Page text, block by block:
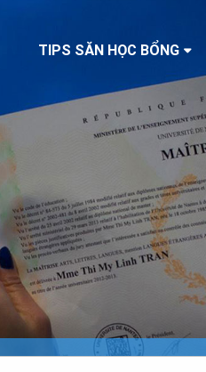
TIPS SĂN HỌC BỔNG